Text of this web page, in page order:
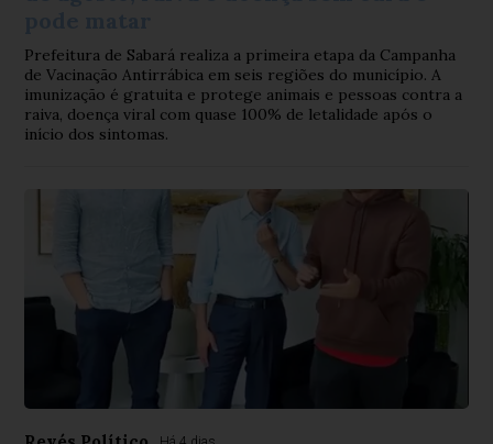
Prefeitura de Sabará realiza a primeira etapa da Campanha
de Vacinação Antirrábica em seis regiões do município. A
imunização é gratuita e protege animais e pessoas contra a
raiva, doença viral com quase 100% de letalidade após o
início dos sintomas.